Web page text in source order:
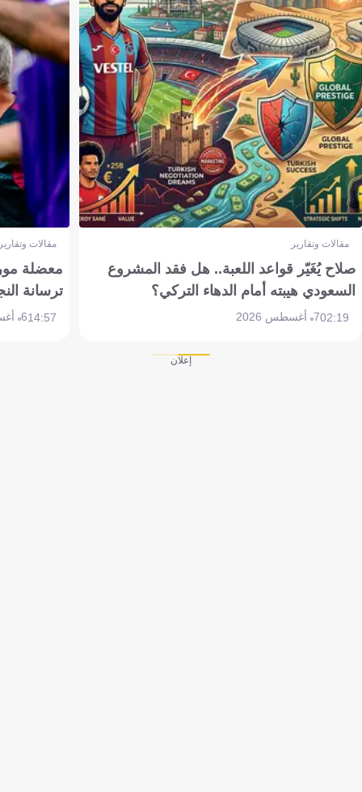
مقالات وتقارير
صلاح يُغَيّر قواعد اللعبة.. هل فقد المشروع
السعودي هيبته أمام الدهاء التركي؟
02:197 أغسطس 2026
مقالات
معضلة
ترسانة
14:576 أغسطس 2026
إعلان